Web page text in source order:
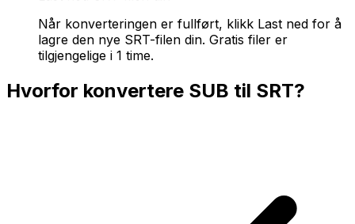
Når konverteringen er fullført, klikk Last ned for å
lagre den nye SRT-filen din. Gratis filer er
tilgjengelige i 1 time.
Hvorfor konvertere SUB til SRT?